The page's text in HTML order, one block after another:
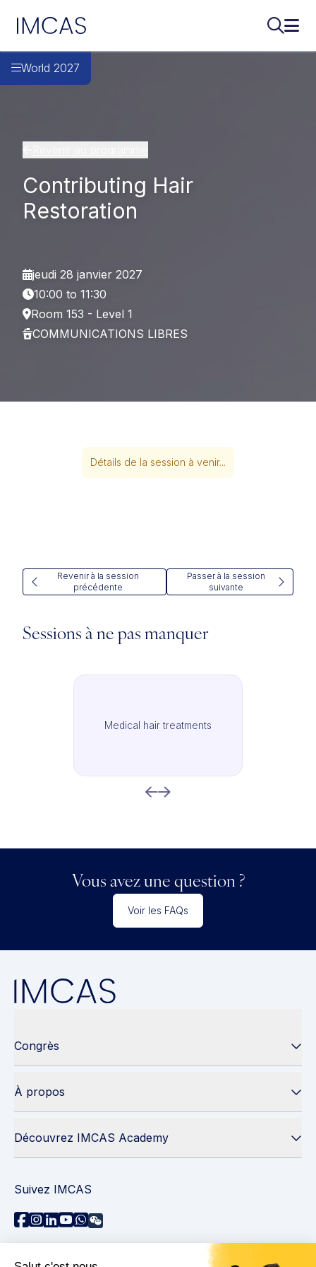
IMCAS
World 2027
Contributing Hair
Restoration
jeudi 28 janvier 2027
10:00 to 11:30
Room 153 - Level 1
COMMUNICATIONS LIBRES
Détails de la session à venir...
Revenir à la session
précédente
Passer à la session
suivante
Sessions à ne pas manquer
Medical hair treatments
Vous avez une question ?
Voir les FAQs
Congrès
À propos
Découvrez IMCAS Academy
Suivez IMCAS
Besoin d'aide ?